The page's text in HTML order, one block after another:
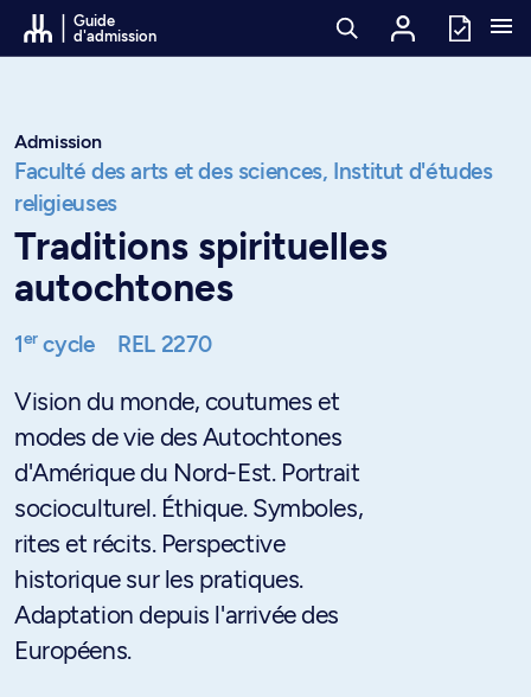
Passer au contenu
Guide
d'admission
Admission
Faculté des arts et des sciences, Institut d'études
religieuses
Traditions spirituelles
autochtones
1ercycle REL 2270
Vision du monde, coutumes et
modes de vie des Autochtones
d'Amérique du Nord-Est. Portrait
socioculturel. Éthique. Symboles,
rites et récits. Perspective
historique sur les pratiques.
Adaptation depuis l'arrivée des
Européens.